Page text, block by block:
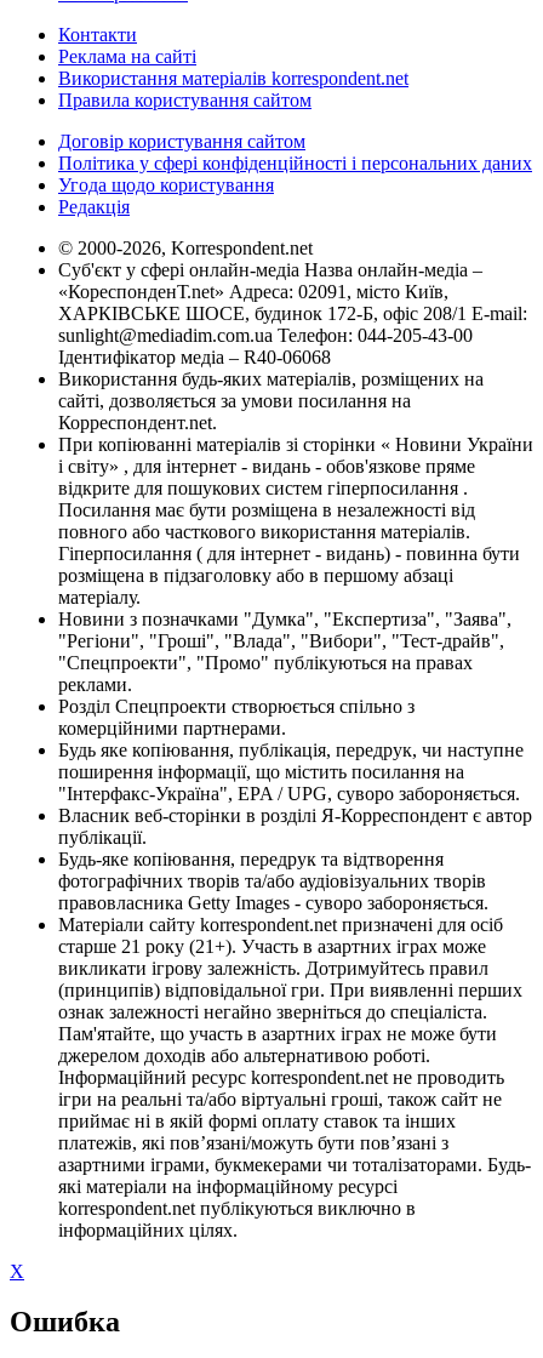
Контакти
Реклама на сайті
Використання матеріалів korrespondent.net
Правила користування сайтом
Договір користування сайтом
Політика у сфері конфіденційності і персональних даних
Угода щодо користування
Редакція
© 2000-2026, Korrespondent.net
Суб'єкт у сфері онлайн-медіа Назва онлайн-медіа –
«КореспонденТ.net» Адреса: 02091, місто Київ,
ХАРКІВСЬКЕ ШОСЕ, будинок 172-Б, офіс 208/1 E-mail:
sunlight@mediadim.com.ua Телефон: 044-205-43-00
Ідентифікатор медіа – R40-06068
Використання будь-яких матеріалів, розміщених на
сайті, дозволяється за умови посилання на
Корреспондент.net.
При копіюванні матеріалів зі сторінки « Новини України
і світу» , для інтернет - видань - обов'язкове пряме
відкрите для пошукових систем гіперпосилання .
Посилання має бути розміщена в незалежності від
повного або часткового використання матеріалів.
Гіперпосилання ( для інтернет - видань) - повинна бути
розміщена в підзаголовку або в першому абзаці
матеріалу.
Новини з позначками "Думка", "Експертиза", "Заява",
"Регіони", "Гроші", "Влада", "Вибори", "Тест-драйв",
"Спецпроекти", "Промо" публікуються на правах
реклами.
Розділ Спецпроекти створюється спільно з
комерційними партнерами.
Будь яке копіювання, публікація, передрук, чи наступне
поширення інформації, що містить посилання на
"Інтерфакс-Україна", EPA / UPG, суворо забороняється.
Власник веб-сторінки в розділі Я-Корреспондент є автор
публікації.
Будь-яке копіювання, передрук та відтворення
фотографічних творів та/або аудіовізуальних творів
правовласника Getty Images - суворо забороняється.
Матеріали сайту korrespondent.net призначені для осіб
старше 21 року (21+). Участь в азартних іграх може
викликати ігрову залежність. Дотримуйтесь правил
(принципів) відповідальної гри. При виявленні перших
ознак залежності негайно зверніться до спеціаліста.
Пам'ятайте, що участь в азартних іграх не може бути
джерелом доходів або альтернативою роботі.
Інформаційний ресурс korrespondent.net не проводить
ігри на реальні та/або віртуальні гроші, також сайт не
приймає ні в якій формі оплату ставок та інших
платежів, які пов’язані/можуть бути пов’язані з
азартними іграми, букмекерами чи тоталізаторами. Будь-
які матеріали на інформаційному ресурсі
korrespondent.net публікуються виключно в
інформаційних цілях.
X
Ошибка